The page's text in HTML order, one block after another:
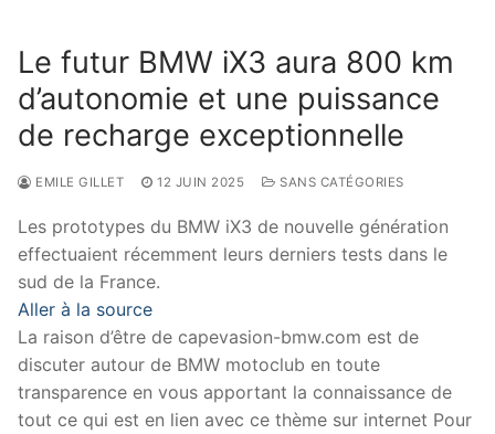
Le futur BMW iX3 aura 800 km
d’autonomie et une puissance
de recharge exceptionnelle
EMILE GILLET 12 JUIN 2025 SANS CATÉGORIES
Les prototypes du BMW iX3 de nouvelle génération
effectuaient récemment leurs derniers tests dans le
sud de la France.
Aller à la source
La raison d’être de capevasion-bmw.com est de
discuter autour de BMW motoclub en toute
transparence en vous apportant la connaissance de
tout ce qui est en lien avec ce thème sur internet Pour